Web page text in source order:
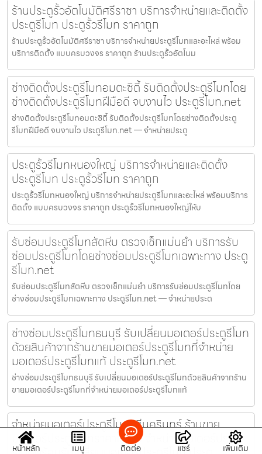
ร้านประตูรั้วอัตโนมัติศรีราชา บริการจำหน่ายและติดตั้ง
ประตูรีโมท ประตูรั้วรีโมท ราคาถูก
ร้านประตูรั้วอัตโนมัติศรีราชา บริการจำหน่ายประตูรีโมทและอะไหล่ พร้อม
บริการติดตั้ง แบบครบวงจร ราคาถูก ร้านประตูรั้วอัตโนม
ช่างติดตั้งประตูรีโมทอมตะซิตี้ รับติดตั้งประตูรีโมทโดย
ช่างติดตั้งประตูรีโมทฝีมือดี จบงานไว ประตูรีโมท.net
ช่างติดตั้งประตูรีโมทอมตะซิตี้ รับติดตั้งประตูรีโมทโดยช่างติดตั้งประตู
รีโมทฝีมือดี จบงานไว ประตูรีโมท.net — จำหน่ายประตู
ประตูรั้วรีโมทหนองใหญ่ บริการจำหน่ายและติดตั้ง
ประตูรีโมท ประตูรั้วรีโมท ราคาถูก
ประตูรั้วรีโมทหนองใหญ่ บริการจำหน่ายประตูรีโมทและอะไหล่ พร้อมบริการ
ติดตั้ง แบบครบวงจร ราคาถูก ประตูรั้วรีโมทหนองใหญ่ให้บ
รับซ่อมประตูรีโมทสัตหีบ ตรวจเช็กแม่นยำ บริการรับ
ซ่อมประตูรีโมทโดยช่างซ่อมประตูรีโมทเฉพาะทาง ประตู
รีโมท.net
รับซ่อมประตูรีโมทสัตหีบ ตรวจเช็กแม่นยำ บริการรับซ่อมประตูรีโมทโดย
ช่างซ่อมประตูรีโมทเฉพาะทาง ประตูรีโมท.net — จำหน่ายประต
ช่างซ่อมประตูรีโมทธนบุรี รับเปลี่ยนมอเตอร์ประตูรีโมท
ด้วยสินค้าจากร้านขายมอเตอร์ประตูรีโมทที่จำหน่าย
มอเตอร์ประตูรีโมทแท้ ประตูรีโมท.net
ช่างซ่อมประตูรีโมทธนบุรี รับเปลี่ยนมอเตอร์ประตูรีโมทด้วยสินค้าจากร้าน
ขายมอเตอร์ประตูรีโมทที่จำหน่ายมอเตอร์ประตูรีโมทแท้
จำหน่ายมอเตอร์ประตูรีโมทศรีนครินทร์ ร้านขาย
มอเตอร์ประตูรีโมทราคาโดนใจ จำหน่ายมอเตอร์ประตู
หน้าหลัก เมนู ติดต่อ แชร์ เพิ่มเติม